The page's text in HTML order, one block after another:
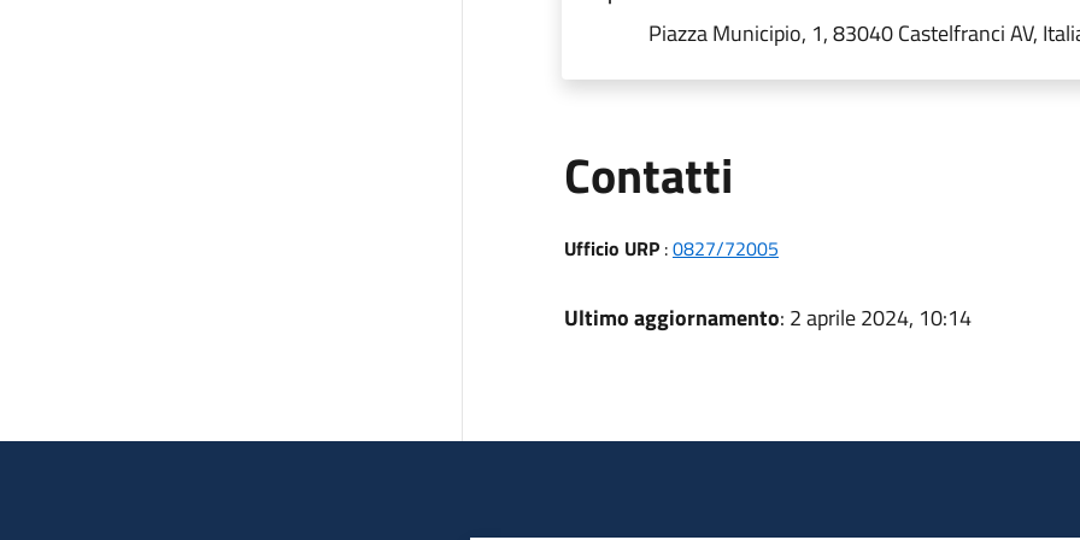
Piazza Municipio, 1, 83040 Castelfranci AV,
Contatti
Ufficio URP:0827/72005
Ultimo aggiornamento: 2 aprile 2024, 10:14